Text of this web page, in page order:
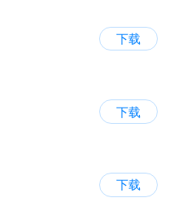
下载
下载
下载